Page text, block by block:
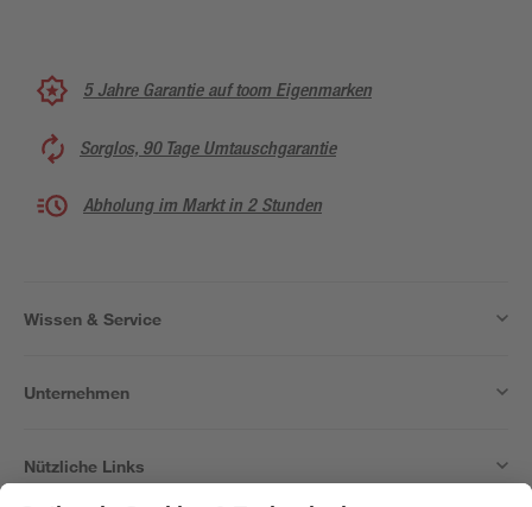
5 Jahre Garantie auf toom Eigenmarken
Sorglos, 90 Tage Umtauschgarantie
Abholung im Markt in 2 Stunden
Wissen & Service
Unternehmen
Nützliche Links